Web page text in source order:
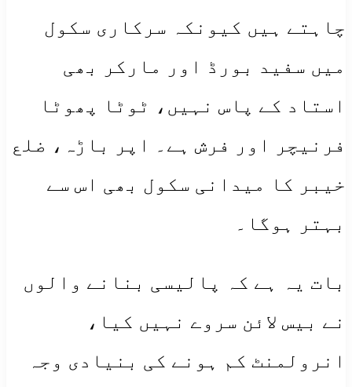
چاہتے ہیں کیونکہ سرکاری سکول
میں سفید بورڈ اور مارکر بھی
استاد کے پاس نہیں، ٹوٹا پھوٹا
فرنیچر اور فرش ہے۔ اپر باڑہ، ضلع
خیبر کا میدانی سکول بھی اس سے
بہتر ہوگا۔
بات یہ ہے کہ پالیسی بنانے والوں
نے بیس لائن سروے نہیں کیا،
انرولمنٹ کم ہونے کی بنیادی وجہ